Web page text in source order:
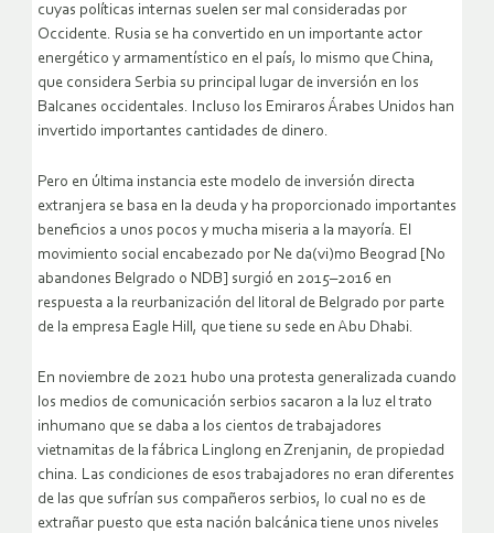
cuyas políticas internas suelen ser mal consideradas por
Occidente. Rusia se ha convertido en un importante actor
energético y armamentístico en el país, lo mismo que China,
que considera Serbia su principal lugar de inversión en los
Balcanes occidentales. Incluso los Emiraros Árabes Unidos han
invertido importantes cantidades de dinero.
Pero en última instancia este modelo de inversión directa
extranjera se basa en la deuda y ha proporcionado importantes
beneficios a unos pocos y mucha miseria a la mayoría. El
movimiento social encabezado por Ne da(vi)mo Beograd [No
abandones Belgrado o NDB] surgió en 2015–2016 en
respuesta a la reurbanización del litoral de Belgrado por parte
de la empresa Eagle Hill, que tiene su sede en Abu Dhabi.
En noviembre de 2021 hubo una protesta generalizada cuando
los medios de comunicación serbios sacaron a la luz el trato
inhumano que se daba a los cientos de trabajadores
vietnamitas de la fábrica Linglong en Zrenjanin, de propiedad
china. Las condiciones de esos trabajadores no eran diferentes
de las que sufrían sus compañeros serbios, lo cual no es de
extrañar puesto que esta nación balcánica tiene unos niveles